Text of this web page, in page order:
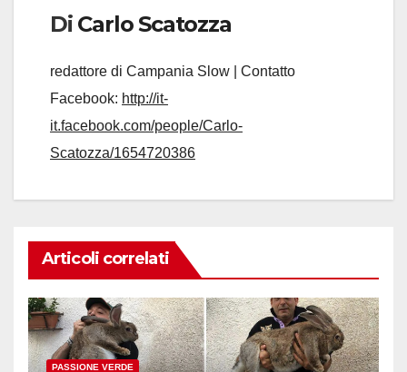
Di Carlo Scatozza
redattore di Campania Slow | Contatto
Facebook: http://it-
it.facebook.com/people/Carlo-
Scatozza/1654720386
Articoli correlati
PASSIONE VERDE